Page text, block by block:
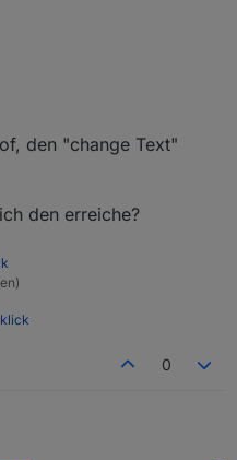
anderes tauschen.
den "change Text"
den erreiche?
klick
0